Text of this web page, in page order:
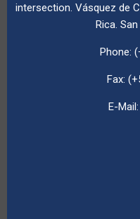
intersection. Vásquez de
Rica.
Phone:
Fax:
E-Mail: